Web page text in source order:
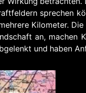
sprechen
Kilometer.
an, machen
und haben